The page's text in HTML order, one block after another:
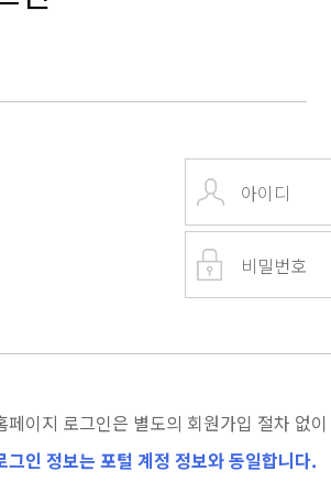
페이지 로그인은 별도의 회원가입 절차 없이
그인 정보는 포털 계정 정보와 동일합니다.